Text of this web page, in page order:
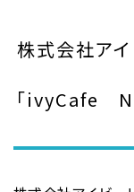
株式会社ア
「ivyCafe